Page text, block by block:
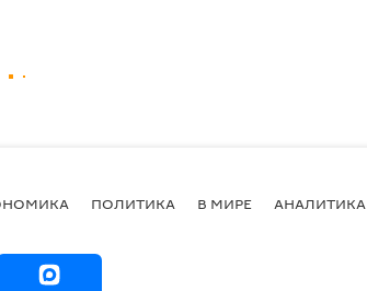
ПОЛИТИКА В МИРЕ АНАЛИТИКА